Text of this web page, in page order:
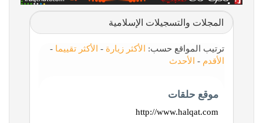
المجلات والتسجيلات الإسلامية
ترتيب المواقع حسب: الأكثر زيارة - الأكثر تقييما -
الأقدم - الأحدث
موقع حلقات
http://www.halqat.com